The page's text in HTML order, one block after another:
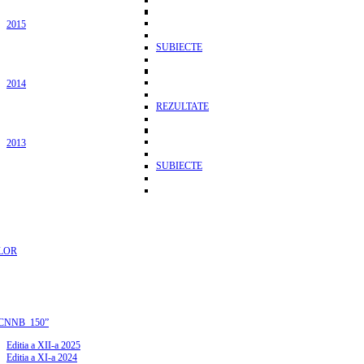
2015
SUBIECTE
2014
REZULTATE
2013
SUBIECTE
Editia a XII-a 2025
Editia a XI-a 2024